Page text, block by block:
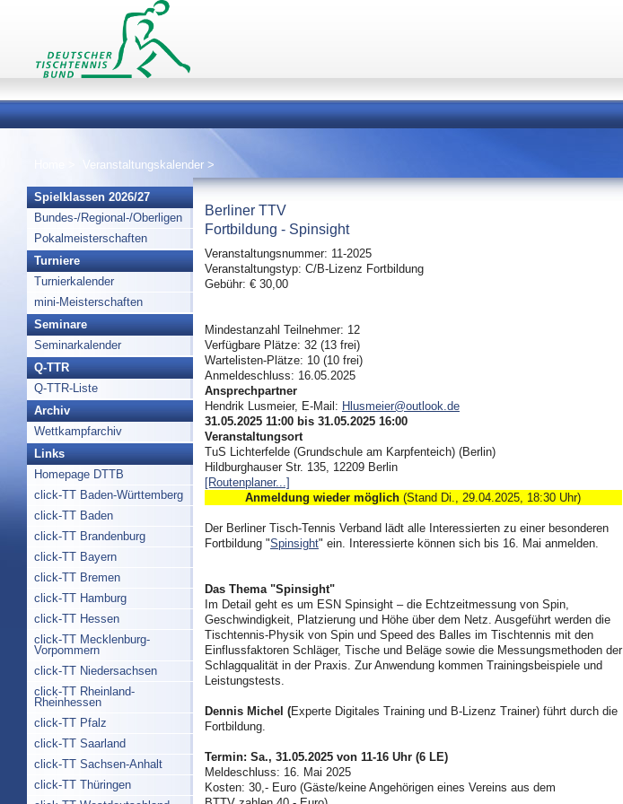
Veranstaltungskalender >
Spielklassen 2026/27
Bundes-/Regional-/Oberligen
Pokalmeisterschaften
Turniere
Turnierkalender
mini-Meisterschaften
Seminare
Seminarkalender
Q-TTR
Q-TTR-Liste
Archiv
Wettkampfarchiv
Links
Homepage DTTB
click-TT Baden-Württemberg
click-TT Baden
click-TT Brandenburg
click-TT Bayern
click-TT Bremen
click-TT Hamburg
click-TT Hessen
click-TT Mecklenburg-
Vorpommern
click-TT Niedersachsen
click-TT Rheinland-
Rheinhessen
click-TT Pfalz
click-TT Saarland
click-TT Sachsen-Anhalt
click-TT Thüringen
Berliner TTV
Fortbildung - Spinsight
Veranstaltungsnummer: 11-2025
Veranstaltungstyp: C/B-Lizenz Fortbildung
Gebühr: € 30,00
Mindestanzahl Teilnehmer: 12
Verfügbare Plätze: 32 (13 frei)
Wartelisten-Plätze: 10 (10 frei)
Anmeldeschluss: 16.05.2025
Ansprechpartner
Hendrik Lusmeier, E-Mail: Hlusmeier@outlook.de
31.05.2025 11:00 bis 31.05.2025 16:00
Veranstaltungsort
TuS Lichterfelde (Grundschule am Karpfenteich) (Berlin)
Hildburghauser Str. 135, 12209 Berlin
[Routenplaner...]
Anmeldung wieder möglich(Stand Di., 29.04.2025, 18:30 Uhr)
Der Berliner Tisch-Tennis Verband lädt alle Interessierten zu einer besonderen
Fortbildung "Spinsight" ein. Interessierte können sich bis 16. Mai anmelden.
Das Thema "Spinsight"
Im Detail geht es um ESN Spinsight – die Echtzeitmessung von Spin,
Geschwindigkeit, Platzierung und Höhe über dem Netz. Ausgeführt werden die
Tischtennis-Physik von Spin und Speed des Balles im Tischtennis mit den
Einflussfaktoren Schläger, Tische und Beläge sowie die Messungsmethoden der
Schlagqualität in der Praxis. Zur Anwendung kommen Trainingsbeispiele und
Leistungstests.
Dennis Michel (Experte Digitales Training und B-Lizenz Trainer) führt durch die
Fortbildung.
Termin: Sa., 31.05.2025 von 11-16 Uhr (6 LE)
Meldeschluss: 16. Mai 2025
Kosten: 30,- Euro (Gäste/keine Angehörigen eines Vereins aus dem